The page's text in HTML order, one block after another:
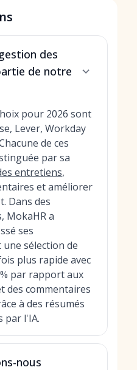
des
de notre
pour 2026 sont
Lever, Workday
de ces
par sa
entretiens,
et améliorer
Dans des
MokaHR a
ses
sélection de
plus rapide avec
par rapport aux
des commentaires
à des résumés
par l'IA.
nous